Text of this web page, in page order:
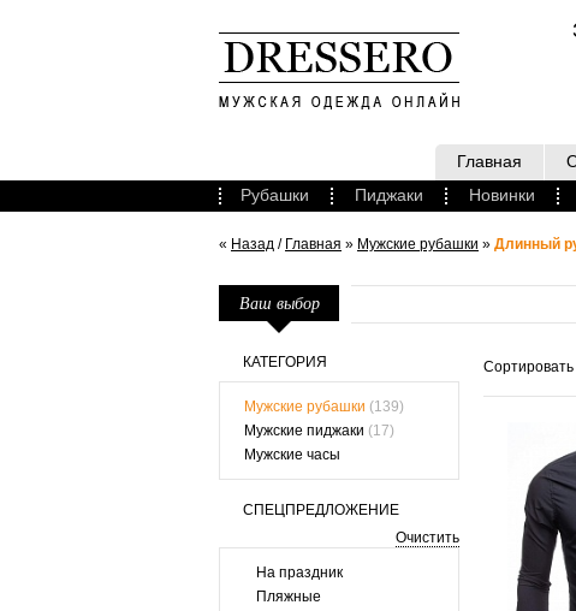
Главная
Рубашки
Пиджаки Новинки
« Назад / Главная » Мужские рубашки » Длинный
Ваш выбор
КАТЕГОРИЯ
Мужские рубашки (139)
Мужские пиджаки (17)
Мужские часы
СПЕЦПРЕДЛОЖЕНИЕ
Очистить
На праздник
Пляжные
Сортировать